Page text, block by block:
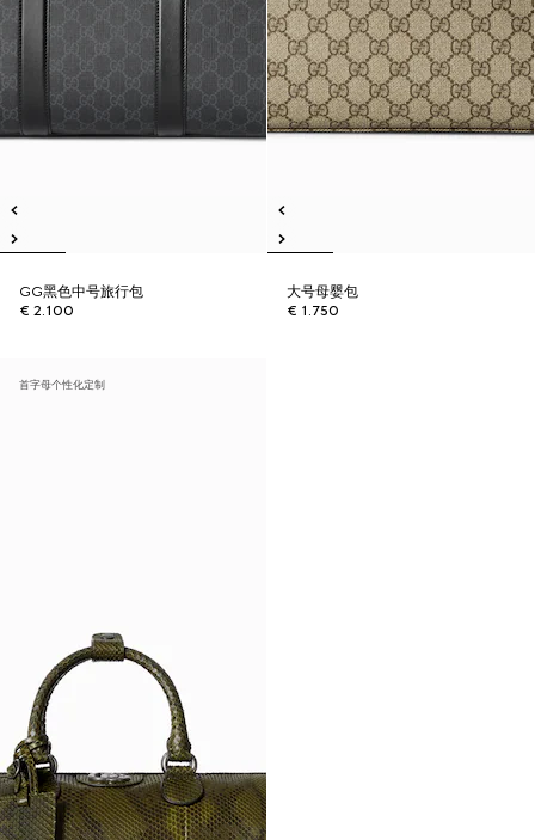
GG黑色中号旅行包
€ 2.100
大号母婴包
€ 1.750
首字母个性化定制